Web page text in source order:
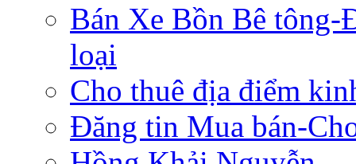
Bán Xe Bồn Bê tông-
loại
Cho thuê địa điểm
Đăng tin Mua bán-